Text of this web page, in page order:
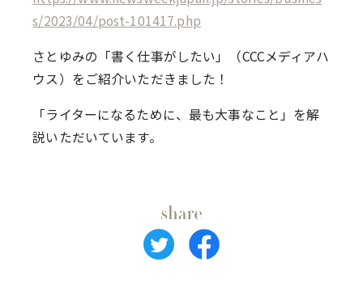
s/2023/04/post-101417.php
さとゆみの「書く仕事がしたい」（CCCメディアハ
ウス）をご紹介いただきました！
「ライターになるために、最も大事なこと」を解
説いただいています。